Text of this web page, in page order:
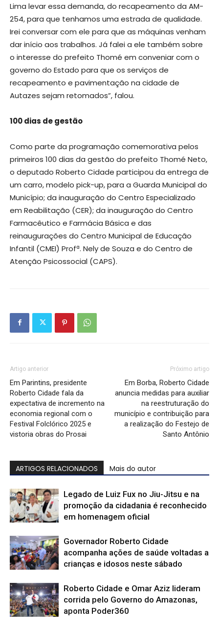
Lima levar essa demanda, do recapeamento da AM-
254, para que tenhamos uma estrada de qualidade.
Irei conversar com ele para que as máquinas venham
dar início aos trabalhos. Já falei a ele também sobre
o interesse do prefeito Thomé em conveniar com o
governo do Estado para que os serviços de
recapeamento e pavimentação na cidade de
Autazes sejam retomados”, falou.
100 dias de gestão
Como parte da programação comemorativa pelos
primeiros 100 dias da gestão do prefeito Thomé Neto,
o deputado Roberto Cidade participou da entrega de
um carro, modelo pick-up, para a Guarda Municipal do
Município; da inauguração do Centro Especializado
em Reabilitação (CER); da inauguração do Centro
Farmacêutico e Farmácia Básica e das
reinaugurações do Centro Municipal de Educação
Infantil (CMEI) Profª. Nely de Souza e do Centro de
Atenção Psicossocial (CAPS).
Artigo anterior
Em Parintins, presidente
Roberto Cidade fala da
expectativa de incremento na
economia regional com o
Festival Folclórico 2025 e
vistoria obras do Prosai
Próximo artigo
Em Borba, Roberto Cidade
anuncia medidas para auxiliar
na reestruturação do
município e contribuição para
a realização do Festejo de
Santo Antônio
ARTIGOS RELACIONADOS Mais do autor
Legado de Luiz Fux no Jiu-Jitsu e na
promoção da cidadania é reconhecido
em homenagem oficial
Governador Roberto Cidade
acompanha ações de saúde voltadas a
crianças e idosos neste sábado
Roberto Cidade e Omar Aziz lideram
corrida pelo Governo do Amazonas,
aponta Poder360